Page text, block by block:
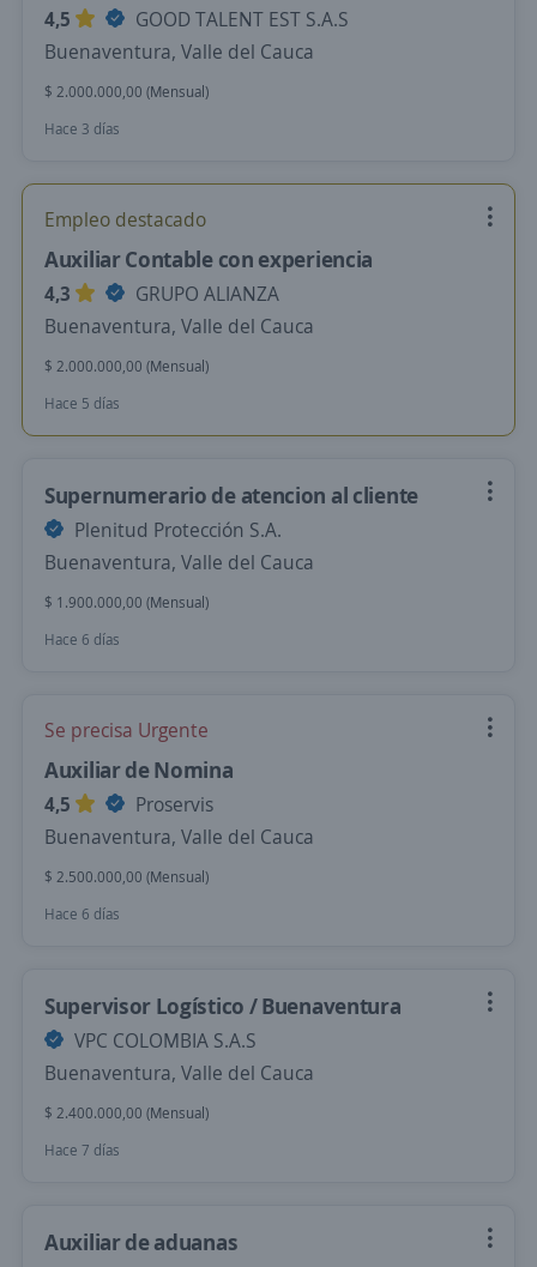
4,5
GOOD TALENT EST S.A.S
Buenaventura, Valle del Cauca
$ 2.000.000,00 (Mensual)
Hace 3 días
Empleo destacado
Auxiliar Contable con experiencia
4,3
GRUPO ALIANZA
Buenaventura, Valle del Cauca
$ 2.000.000,00 (Mensual)
Hace 5 días
Supernumerario de atencion al cliente
Plenitud Protección S.A.
Buenaventura, Valle del Cauca
$ 1.900.000,00 (Mensual)
Hace 6 días
Se precisa Urgente
Auxiliar de Nomina
4,5
Proservis
Buenaventura, Valle del Cauca
$ 2.500.000,00 (Mensual)
Hace 6 días
Supervisor Logístico / Buenaventura
VPC COLOMBIA S.A.S
Buenaventura, Valle del Cauca
$ 2.400.000,00 (Mensual)
Hace 7 días
Auxiliar de aduanas